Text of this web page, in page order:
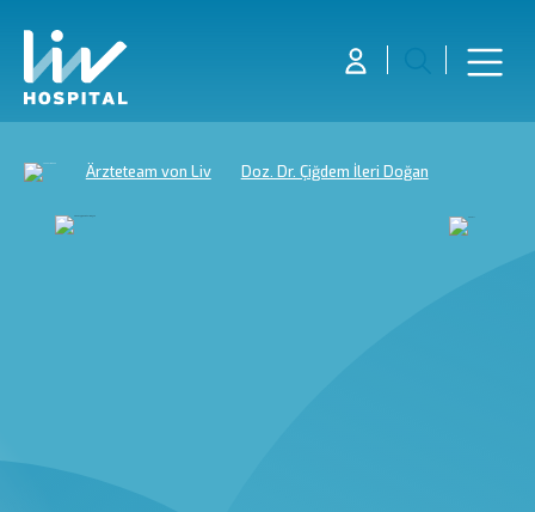
Ärzteteam von Liv Doz. Dr. Çiğdem İleri Doğan